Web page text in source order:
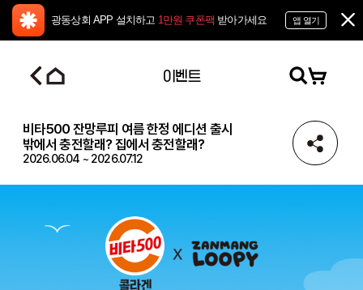
광동상회 APP 설치하고 1만원 쿠폰팩 받아가세요 앱 열기
이벤트
비타500 잔망루피 여름 한정 에디션 출시
밖에서 충전할래? 집에서 충전할래?
2026.06.04 ~ 2026.07.12